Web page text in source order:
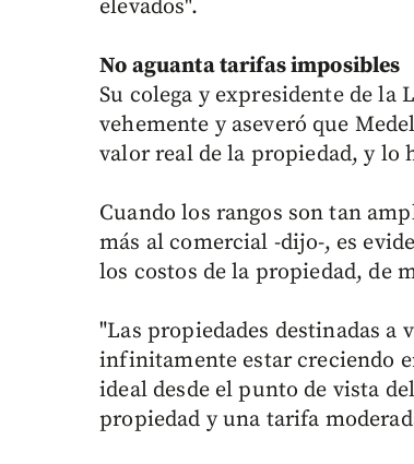
elevados".
No aguanta tarifas imposibles
Su colega y expresidente de
vehemente y aseveró que
valor real de la propiedad, y lo
Cuando los rangos son tan
más al comercial -dijo-, es
los costos de la propiedad, de
"Las propiedades destinadas a
infinitamente estar creciendo
ideal desde el punto de vista
propiedad y una tarifa